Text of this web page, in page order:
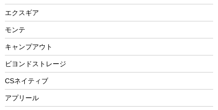
トレー
ランチョンマット
ランチボックス
エアーポンプ
ビーチテント
ウィンター
スノーシュー
防寒ウェア
トレッキング
エクスギア
モンテ
キャンプアウト
ビヨンドストレージ
CSネイティブ
アプリール